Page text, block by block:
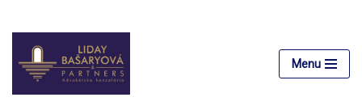
Preskočiť
na
obsah
Menu